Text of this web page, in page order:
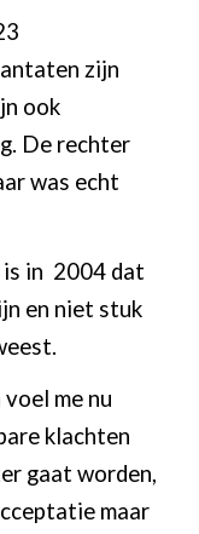
zijn
ook
De rechter
was echt
in 2004 dat
en niet stuk
me nu
klachten
gaat worden,
maar